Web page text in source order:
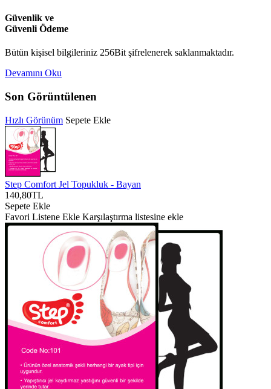
Güvenlik ve
Güvenli Ödeme
Bütün kişisel bilgileriniz 256Bit şifrelenerek saklanmaktadır.
Devamını Oku
Son Görüntülenen
Hızlı Görünüm Sepete Ekle
Step Comfort Jel Topukluk - Bayan
140,80TL
Sepete Ekle
Favori Listene Ekle Karşılaştırma listesine ekle